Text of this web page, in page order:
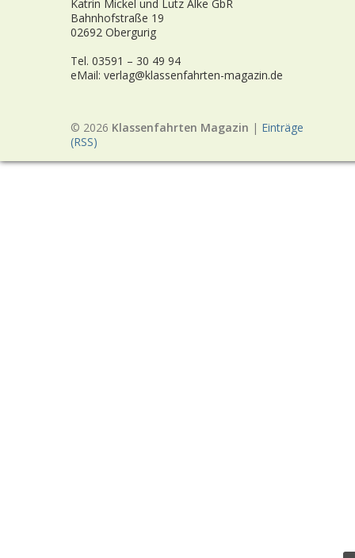
Katrin Mickel und Lutz Alke GbR
Bahnhofstraße 19
02692 Obergurig
Tel. 03591 – 30 49 94
eMail: verlag@klassenfahrten-magazin.de
© 2026 Klassenfahrten Magazin | Einträge
(RSS)